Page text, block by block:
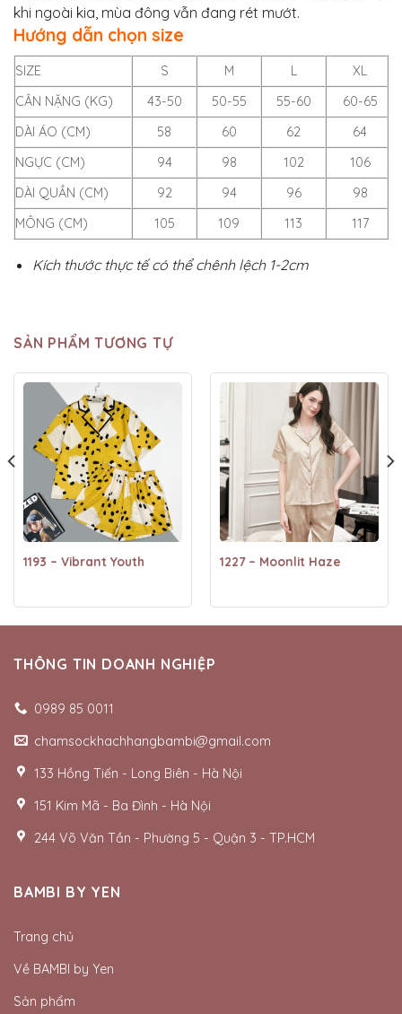
khi ngoài kia, mùa đông vẫn đang rét mướt.
Hướng dẫn chọn size
SIZE S M L
XL
CÂN NẶNG (KG)
43-50 50-55 55-60
60-65
DÀI ÁO (CM)
58 60 62
64
NGỰC (CM)
94 98 102
106
DÀI QUẦN (CM)
92 94 96
98
MÔNG (CM)
105 109 113 117
Kích thước thực tế có thể chênh lệch 1-2cm
SẢN PHẨM TƯƠNG TỰ
1193 – Vibrant Youth 1227 – Moonlit Haze
THÔNG TIN DOANH NGHIỆP
0989 85 0011
chamsockhachhangbambi@gmail.com
133 Hồng Tiến - Long Biên - Hà Nội
151 Kim Mã - Ba Đình - Hà Nội
244 Võ Văn Tần - Phường 5 - Quận 3 - TP.HCM
BAMBI BY YEN
Trang chủ
Về BAMBI by Yen
Sản phẩm